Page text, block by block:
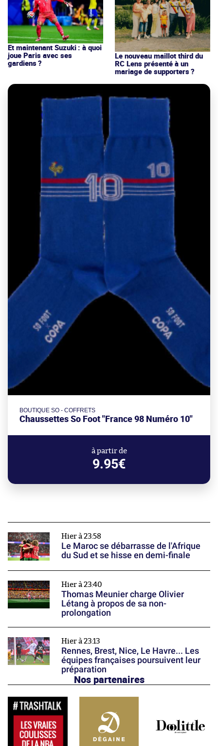
Et maintenant Suzuki : à quoi
joue Paris avec ses
gardiens ?
Le nouveau maillot third du
RC Lens présenté à un
mariage de supporters ?
BOUTIQUE SO - COFFRETS
Chaussettes So Foot "France 98 Numéro 10"
à partir de
9.95€
Hier à 23:58
Le Maroc se débarrasse de l'Afrique
du Sud et se hisse en demi-finale
Hier à 23:40
Thomas Meunier charge Olivier
Létang à propos de sa non-
prolongation
Hier à 23:13
Rennes, Brest, Nice, Le Havre... Les
équipes françaises poursuivent leur
préparation
Nos partenaires